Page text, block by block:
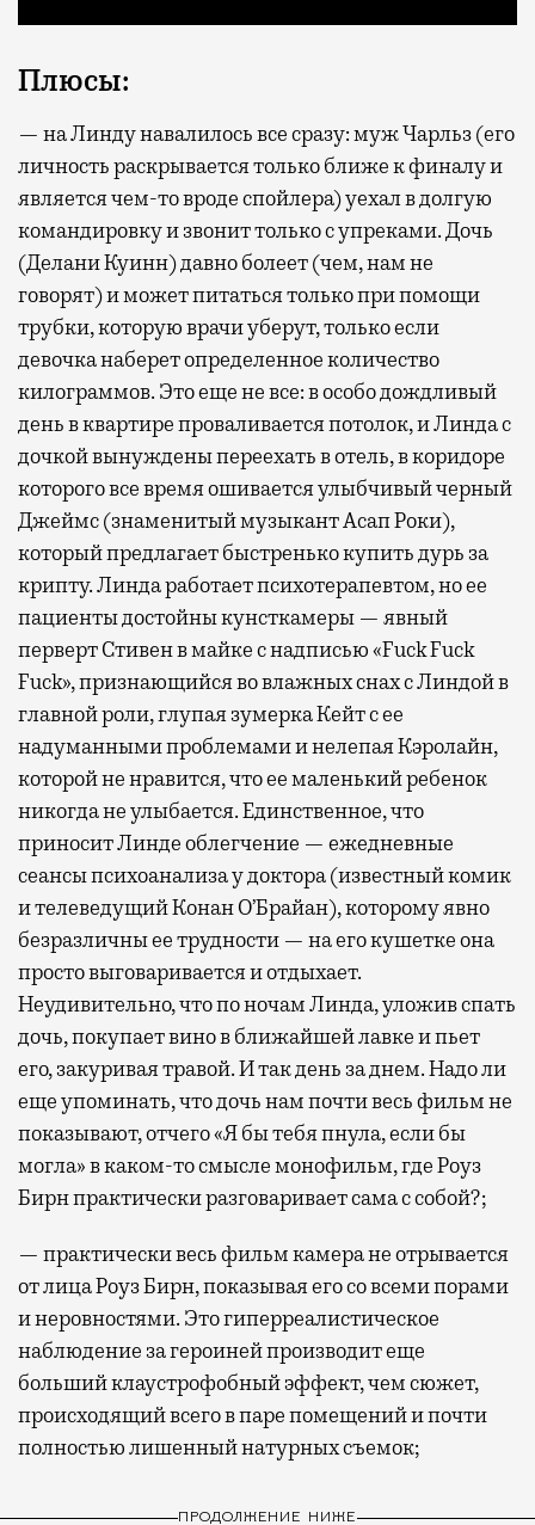
Плюсы:
— на Линду навалилось все сразу: муж Чарльз (его
личность раскрывается только ближе к финалу и
является чем-то вроде спойлера) уехал в долгую
командировку и звонит только с упреками. Дочь
(Делани Куинн) давно болеет (чем, нам не
говорят) и может питаться только при помощи
трубки, которую врачи уберут, только если
девочка наберет определенное количество
килограммов. Это еще не все: в особо дождливый
день в квартире проваливается потолок, и Линда с
дочкой вынуждены переехать в отель, в коридоре
которого все время ошивается улыбчивый черный
Джеймс (знаменитый музыкант Асап Роки),
который предлагает быстренько купить дурь за
крипту. Линда работает психотерапевтом, но ее
пациенты достойны кунсткамеры — явный
перверт Стивен в майке с надписью «Fuck Fuck
Fuck», признающийся во влажных снах с Линдой в
главной роли, глупая зумерка Кейт с ее
надуманными проблемами и нелепая Кэролайн,
которой не нравится, что ее маленький ребенок
никогда не улыбается. Единственное, что
приносит Линде облегчение — ежедневные
сеансы психоанализа у доктора (известный комик
и телеведущий Конан О’Брайан), которому явно
безразличны ее трудности — на его кушетке она
просто выговаривается и отдыхает.
Неудивительно, что по ночам Линда, уложив спать
дочь, покупает вино в ближайшей лавке и пьет
его, закуривая травой. И так день за днем. Надо ли
еще упоминать, что дочь нам почти весь фильм не
показывают, отчего «Я бы тебя пнула, если бы
могла» в каком-то смысле монофильм, где Роуз
Бирн практически разговаривает сама с собой?;
— практически весь фильм камера не отрывается
от лица Роуз Бирн, показывая его со всеми порами
и неровностями. Это гиперреалистическое
наблюдение за героиней производит еще
больший клаустрофобный эффект, чем сюжет,
происходящий всего в паре помещений и почти
полностью лишенный натурных съемок;
ПРОДОЛЖЕНИЕ НИЖЕ